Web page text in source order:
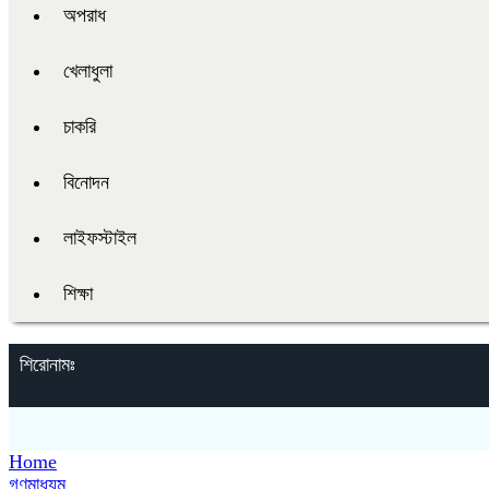
অপরাধ
খেলাধুলা
চাকরি
বিনোদন
লাইফস্টাইল
শিক্ষা
শিরোনামঃ
Home
গণমাধ্যম